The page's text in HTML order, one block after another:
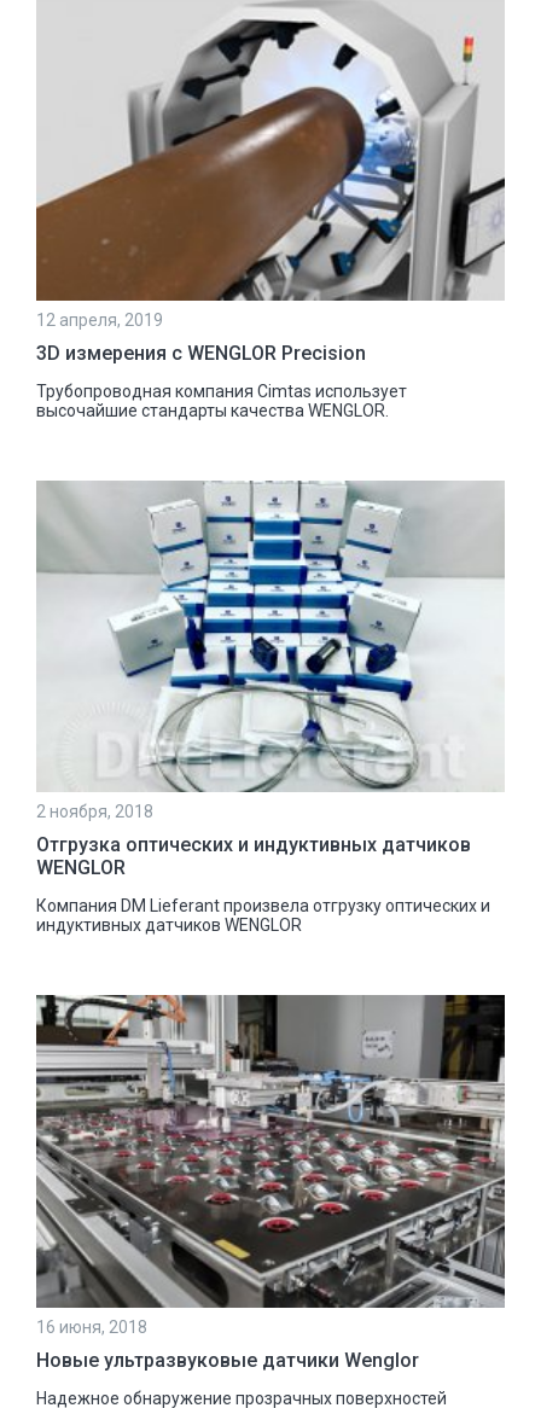
12 апреля, 2019
3D измерения с WENGLOR Precision
Трубопроводная компания Cimtas использует
высочайшие стандарты качества WENGLOR.
2 ноября, 2018
Отгрузка оптических и индуктивных датчиков
WENGLOR
Компания DM Lieferant произвела отгрузку оптических и
индуктивных датчиков WENGLOR
16 июня, 2018
Новые ультразвуковые датчики Wenglor
Надежное обнаружение прозрачных поверхностей